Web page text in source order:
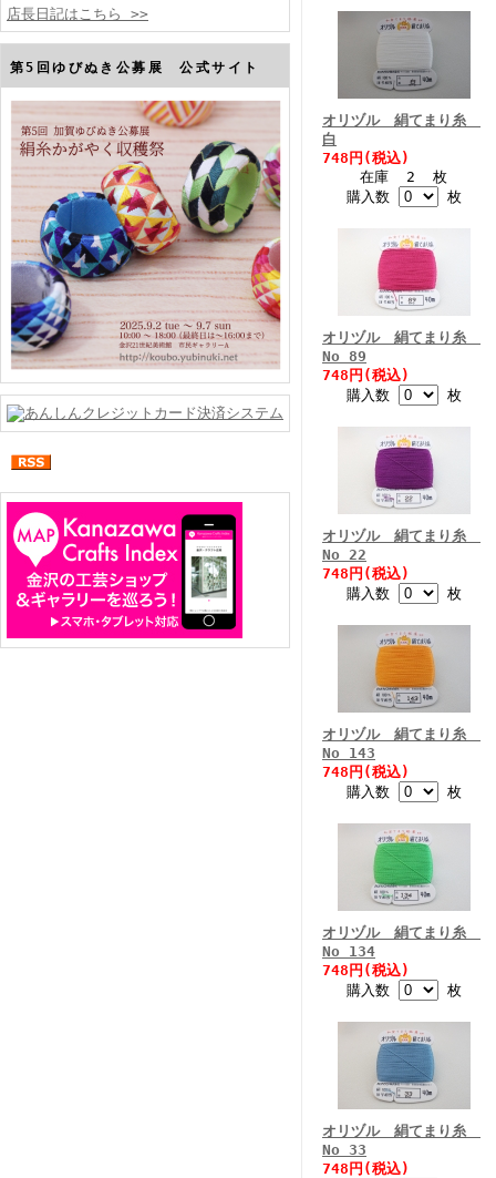
店長日記はこちら >>
第5回ゆびぬき公募展 公式サイト
オリヅル 絹てまり糸
白
748円(税込)
在庫 2 枚
購入数
枚
オリヅル 絹てまり糸
No 89
748円(税込)
購入数
枚
オリヅル 絹てまり糸
No 22
748円(税込)
購入数
枚
オリヅル 絹てまり糸
No 143
748円(税込)
購入数
枚
オリヅル 絹てまり糸
No 134
748円(税込)
購入数
枚
オリヅル 絹てまり糸
No 33
748円(税込)